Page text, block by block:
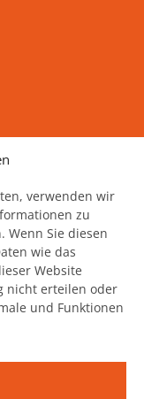
verwenden wir
zu
Sie diesen
wie das
Website
nicht erteilen oder
und Funktionen
erfahren?
Ihrer Mailbox